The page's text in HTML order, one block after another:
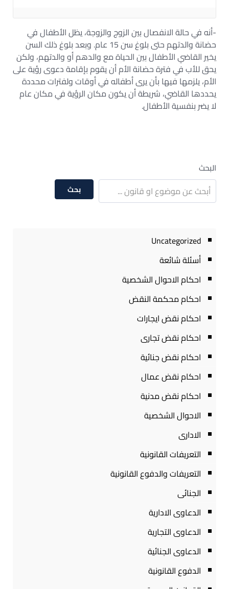
-أنه في حالة الانفصال بين الزوج والزوجة، يظل الأطفال في
حضانة والدتهم حتى بلوغ سن 15 عام. وبعد بلوغ ذلك السن
يخير القاضي الأطفال بين الحياة مع والدهم أو والدتهم، ولكن
يحق للأب في فترة حضانة الأم أن يقوم بإقامة دعوى رؤية على
الأم، يلزمها فيها بأن يرى أطفاله في أوقات ولفترات محددة
يحددها القاضي، شريطة أن يكون مكان الرؤية في مكان عام
لا يضر بنفسية الأطفال.
البحث
بحث
Uncategorized
أسئلة شائعة
احكام الاحوال الشخصية
احكام محكمة النقض
احكام نقض ايجارات
احكام نقض تجارى
احكام نقض جنائية
احكام نقض عمال
احكام نقض مدنية
الاحوال الشخصية
الادارى
التعريفات القانونية
التعريفات والدفوع القانونية
الجنائى
الدعاوى الادارية
الدعاوى التجارية
الدعاوى الجنائية
الدفوع القانونية